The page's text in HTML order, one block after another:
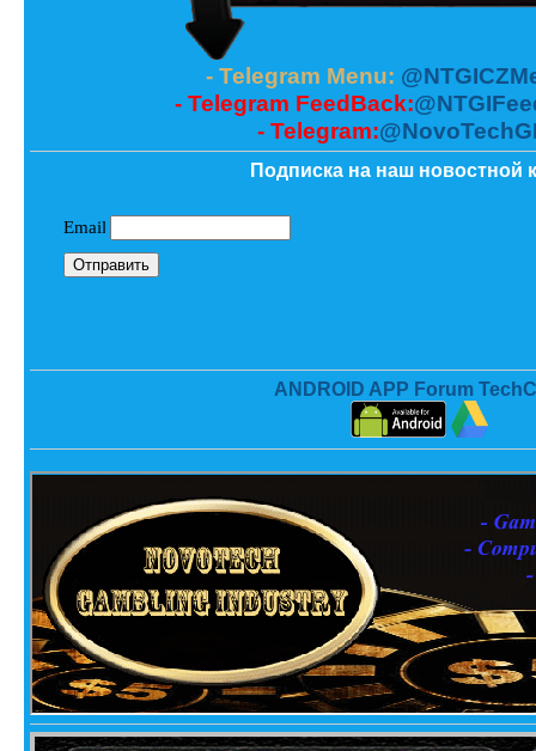
- Telegram Menu:
- Telegram FeedBack:
- Telegram:
Подписка на наш новостной
ANDROID APP Forum